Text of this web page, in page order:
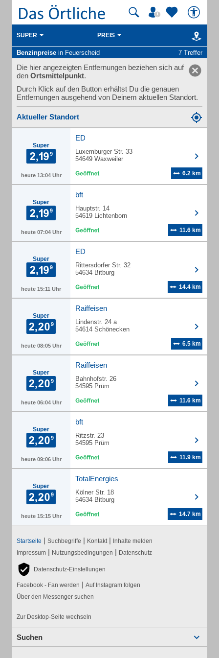
SUPER PREIS
Benzinpreise in Feuerscheid 7 Treffer
Die hier angezeigten Entfernungen beziehen sich auf
den Ortsmittelpunkt.
Durch Klick auf den Button erhältst Du die genauen
Entfernungen ausgehend von Deinem aktuellen Standort.
Aktueller Standort
Super
heute 13:04 Uhr
ED
Luxemburger Str. 33
54649 Waxweiler
6.2 km
Super
heute 07:04 Uhr
bft
Hauptstr. 14
54619 Lichtenborn
11.6 km
Super
heute 15:11 Uhr
ED
Rittersdorfer Str. 32
54634 Bitburg
14.4 km
Super
heute 08:05 Uhr
Raiffeisen
Lindenstr. 24 a
54614 Schönecken
6.5 km
Super
heute 06:04 Uhr
Raiffeisen
Bahnhofstr. 26
54595 Prüm
11.6 km
Super
heute 09:06 Uhr
bft
Ritzstr. 23
54595 Prüm
11.9 km
Super
heute 15:15 Uhr
TotalEnergies
Kölner Str. 18
54634 Bitburg
14.7 km
Startseite | Suchbegriffe | Kontakt | Inhalte melden
Impressum | Nutzungsbedingungen | Datenschutz
Datenschutz-Einstellungen
Facebook - Fan werden | Auf Instagram folgen
Über den Messenger suchen
Zur Desktop-Seite wechseln
Suchen